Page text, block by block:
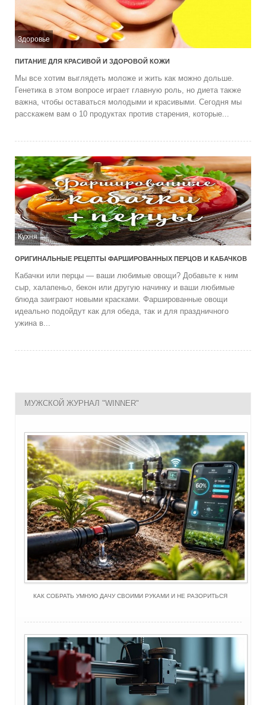
Здоровье
ПИТАНИЕ ДЛЯ КРАСИВОЙ И ЗДОРОВОЙ КОЖИ
Мы все хотим выглядеть моложе и жить как можно дольше.
Генетика в этом вопросе играет главную роль, но диета также
важна, чтобы оставаться молодыми и красивыми. Сегодня мы
расскажем вам о 10 продуктах против старения, которые...
Кухня
ОРИГИНАЛЬНЫЕ РЕЦЕПТЫ ФАРШИРОВАННЫХ ПЕРЦОВ И КАБАЧКОВ
Кабачки или перцы — ваши любимые овощи? Добавьте к ним
сыр, халапеньо, бекон или другую начинку и ваши любимые
блюда заиграют новыми красками. Фаршированные овощи
идеально подойдут как для обеда, так и для праздничного
ужина в...
МУЖСКОЙ ЖУРНАЛ "WINNER"
КАК СОБРАТЬ УМНУЮ ДАЧУ СВОИМИ РУКАМИ И НЕ РАЗОРИТЬСЯ